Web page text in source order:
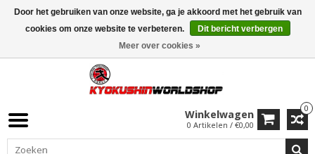
ISAMU SUMMER DEALS• 10% Korting + cadeau vanaf €169 →
0
Winkelwagen
0 Artikelen / €0,00
Door het gebruiken van onze website, ga je akkoord met het gebruik van
cookies om onze website te verbeteren.
Dit bericht verbergen
Meer over cookies »